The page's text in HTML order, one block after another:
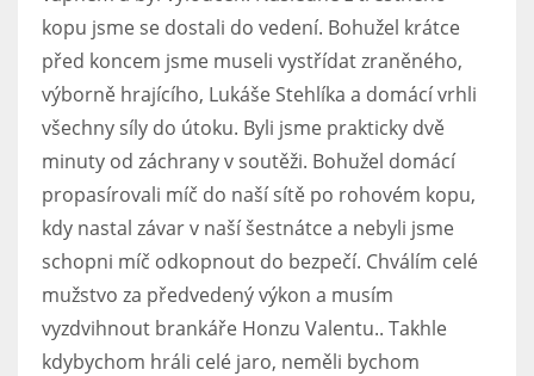
kopu jsme se dostali do vedení. Bohužel krátce
před koncem jsme museli vystřídat zraněného,
výborně hrajícího, Lukáše Stehlíka a domácí vrhli
všechny síly do útoku. Byli jsme prakticky dvě
minuty od záchrany v soutěži. Bohužel domácí
propasírovali míč do naší sítě po rohovém kopu,
kdy nastal závar v naší šestnátce a nebyli jsme
schopni míč odkopnout do bezpečí. Chválím celé
mužstvo za předvedený výkon a musím
vyzdvihnout brankáře Honzu Valentu.. Takhle
kdybychom hráli celé jaro, neměli bychom